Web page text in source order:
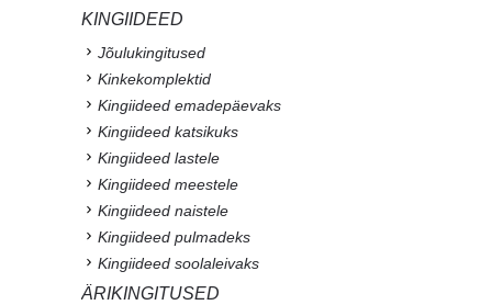
KINGIIDEED
Jõulukingitused
Kinkekomplektid
Kingiideed emadepäevaks
Kingiideed katsikuks
Kingiideed lastele
Kingiideed meestele
Kingiideed naistele
Kingiideed pulmadeks
Kingiideed soolaleivaks
ÄRIKINGITUSED